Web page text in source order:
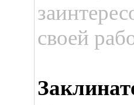
своей